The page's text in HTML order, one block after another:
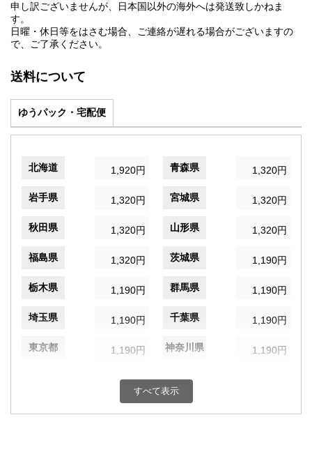
申し訳ございませんが、日本国以外の海外へは発送致しかねま
す。
日曜・休日等をはさむ場合、ご連絡が遅れる場合がございますの
で、ご了承ください。
送料について
ゆうパック・宅配便
北海道 1,920円 青森県 1,320円
岩手県 1,320円 宮城県 1,320円
秋田県 1,320円 山形県 1,320円
福島県 1,320円 茨城県 1,190円
栃木県 1,190円 群馬県 1,190円
埼玉県 1,190円 千葉県 1,190円
東京都 1,190円 神奈川県 1,190円
1,190円 富山県
すべて表示